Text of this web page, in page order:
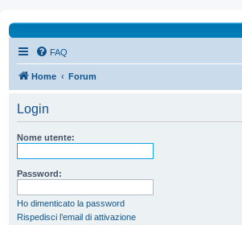
FAQ
Home Forum
Login
Nome utente:
Password:
Ho dimenticato la password
Rispedisci l’email di attivazione